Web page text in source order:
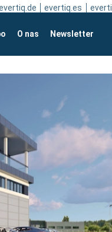
evertiq.es
O nas Newsletter